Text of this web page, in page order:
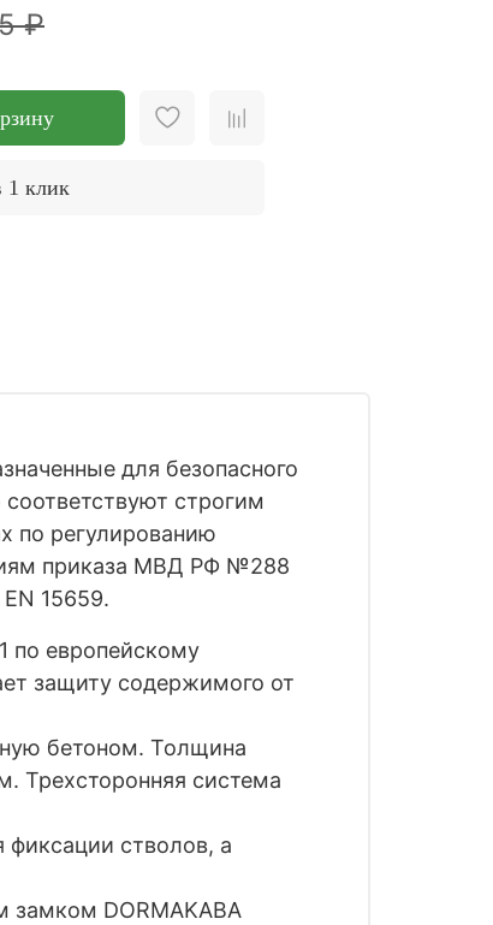
₽
1 клик
для безопасного
строгим
по регулированию
приказа МВД РФ №288
15659.
по европейскому
защиту содержимого от
бетоном. Толщина
Трехсторонняя система
стволов, а
замком DORMAKABA